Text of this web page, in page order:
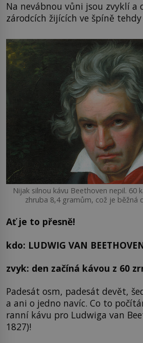
Na nevábnou vůni jsou zvyklí a
zárodcích žijících ve špíně
Nijak silnou kávu Beethoven nepil. 60
zhruba 8,4 gramům, což je běžná
Ať je to přesně!
kdo: LUDWIG VAN
zvyk: den začíná kávou z 60
Padesát osm, padesát devět,
a ani o jedno navíc. Co to
ranní kávu pro Ludwiga van
1827)!